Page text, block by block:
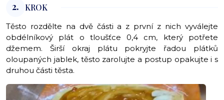
2. KROK
Těsto rozdělte na dvě části a z první z nich vyválejte
obdélníkový plát o tloušťce 0,4 cm, který potřete
džemem. Širší okraj plátu pokryjte řadou plátků
oloupaných jablek, těsto zarolujte a postup opakujte i s
druhou části těsta.